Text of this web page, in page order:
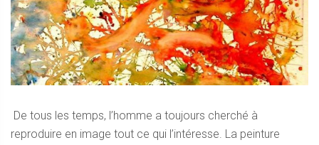
De tous les temps, l’homme a toujours cherché à
reproduire en image tout ce qui l’intéresse. La peinture